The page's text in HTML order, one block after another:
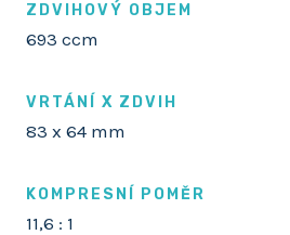
ZDVIHOVÝ OBJEM
693 ccm
VRTÁNÍ X ZDVIH
83 x 64 mm
KOMPRESNÍ POMĚR
11,6 : 1